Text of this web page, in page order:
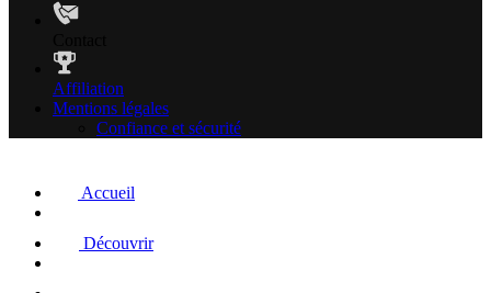
Affiliation
Mentions légales
Confiance et sécurité
Accueil
Découvrir